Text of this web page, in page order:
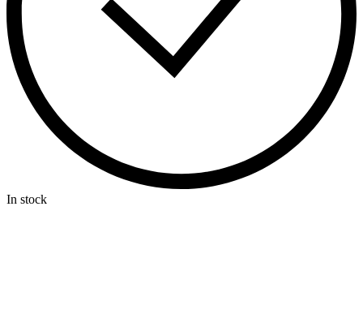
In stock